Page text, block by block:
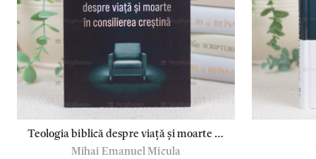
Teologia biblică despre viață și moarte în
consilierea creștină - Mihai Emanuel
Mihai Emanuel Micula